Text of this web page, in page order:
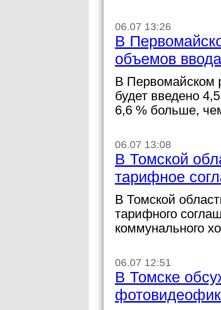
06.07 13:26
В
объемов
В Первомайском
будет введено
6,6 % больше,
06.07 13:08
В Томской
тарифное
В Томской
тарифного
коммунального
06.07 12:51
В Томске